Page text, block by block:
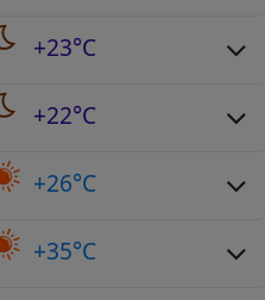
+23°C
+22°C
+26°C
+35°C